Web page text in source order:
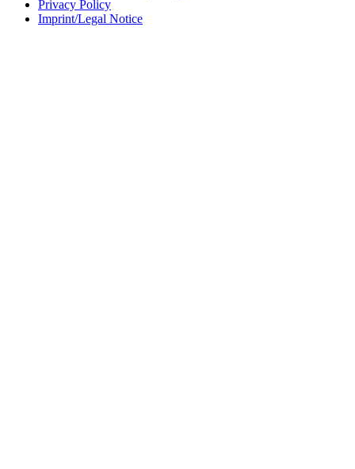
Privacy Policy
Imprint/Legal Notice